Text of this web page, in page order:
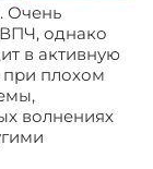
Очень
однако
в активную
плохом
волнениях